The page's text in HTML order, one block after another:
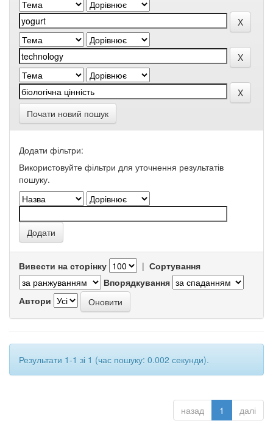
Почати новий пошук
Додати фільтри:
Використовуйте фільтри для уточнення результатів
пошуку.
Вивести на сторінку | Сортування
Впорядкування
Автори
Результати 1-1 зі 1 (час пошуку: 0.002 секунди).
назад 1 далі